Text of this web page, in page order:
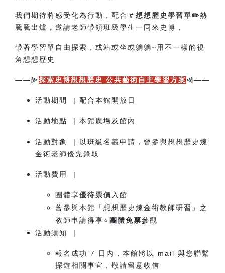
我們期待將感受化為行動，配合＃ 想想歷史學習單✏️熱
騰騰出爐 ， 邀請老師帶領班級學生一同來史博，
帶著學習單自由探索，或站或坐或躺躺~用不一樣的視
角想想歷史
——⫸探索史博想想歷史 公共藝術自主學習方案⫷——
活動期間 | 配合本館開放日
活動地點 | 本館廣場及館內
活動對象 | 以班級名義申請，曾參與想想歷史煉
金術老師優先錄取
活動費用 |
團體享優待票價 入館
曾參與本館「想想歷史煉金術教師研習」之
教師申請得享⭐ 團體免票參觀
活動須知 |
報名成功 7 日內，本館將以 mail 與您聯繫
探遊相關事宜，敬請留意收信